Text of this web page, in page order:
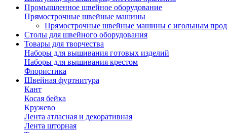
Промышленное швейное оборудование
Прямострочные швейные машины
Прямострочные швейные машины с игольным
Столы для швейного оборудования
Товары для творчества
Наборы для вышивания готовых изделий
Наборы для вышивания крестом
Флористика
Швейная фуртнитура
Кант
Косая бейка
Кружево
Лента aтласная и декоративная
Лента шторная